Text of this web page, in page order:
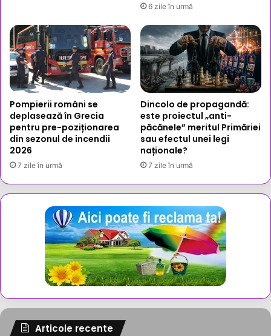
6 zile în urmă
Pompierii români se
deplasează în Grecia
pentru pre-poziționarea
din sezonul de incendii
2026
7 zile în urmă
Dincolo de propagandă:
este proiectul „anti-
păcănele” meritul Primăriei
sau efectul unei legi
naționale?
7 zile în urmă
Articole recente